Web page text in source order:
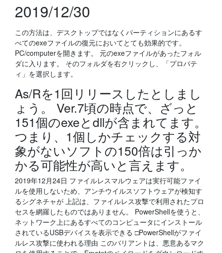
2019/12/30
この方法は、デスクトップではなくパーティションにあるす
べてのexeファイルの復元においてとても効果的です。
PC/computerを開きます。 元のexeファイルがあったフォル
ダに入ります。 そのフォルダを右クリックし、「プロパテ
ィ」を選択します。
As/Rを1回リリースしたとしまし
ょう。 Ver.7頃の時点で、ざっと
151個のexeとdllが含まれてます。
つまり、1個しかチェックする対
象がないソフトの150倍は引っか
かる可能性が高いと言えます。
2019年12月24日 ファイルレスマルウェアは実行可能ファイ
ルを使用しないため、アンチウイルスソフトウェアが検知す
るシグネチャが 上記は、ファイルレス攻撃で利用されたプロ
セスを網羅したものではありません。 PowerShellを使うと、
ネットワーク上にあるすべてのコンピュータにインストール
されているUSBデバイスを表示できる □PowerShellがファイ
ルレス攻撃に使われる理由 このバリアントは、悪意あるマク